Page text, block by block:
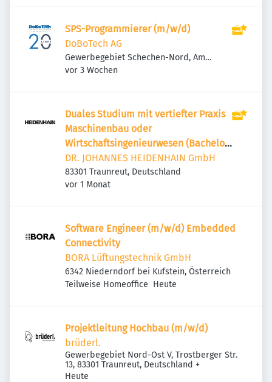
SPS-Programmierer (m/w/d)
DoBoTech AG
Gewerbegebiet Schechen-Nord, Am
Eschengrund 4, 83135 Schechen,
Veröffentlicht
vor 3 Wochen
Duales Studium mit vertiefter Praxis
Maschinenbau oder
Wirtschaftsingenieurwesen (Bachelor
/ Master)
DR. JOHANNES HEIDENHAIN GmbH
83301 Traunreut, Deutschland
Veröffentlicht
vor 1 Monat
Software Engineer (m/w/d) Embedded
Connectivity
BORA Lüftungstechnik GmbH
6342 Niederndorf bei Kufstein, Österreich
Teilweise Homeoffice Veröffentlicht
Heute
Projektleitung Hochbau (m/w/d)
brüderl.
Gewerbegebiet Nord-Ost V, Trostberger Str.
13, 83301 Traunreut, Deutschland +
Veröffentlicht
Heute